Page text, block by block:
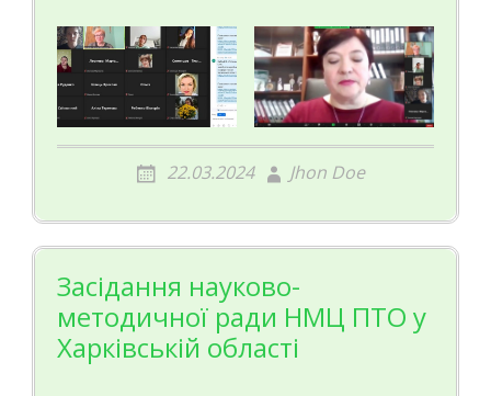
22.03.2024 Jhon Doe
Засідання науково-
методичної ради НМЦ ПТО у
Харківській області